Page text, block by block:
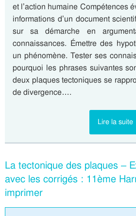
et l’action humaine Compétences
informations d’un document
sur sa démarche en
connaissances. Émettre des
un phénomène. Tester ses
pourquoi les phrases suivantes
deux plaques tectoniques se
de divergence….
Lire la suite
La tectonique des plaques –
avec les corrigés : 11ème
imprimer